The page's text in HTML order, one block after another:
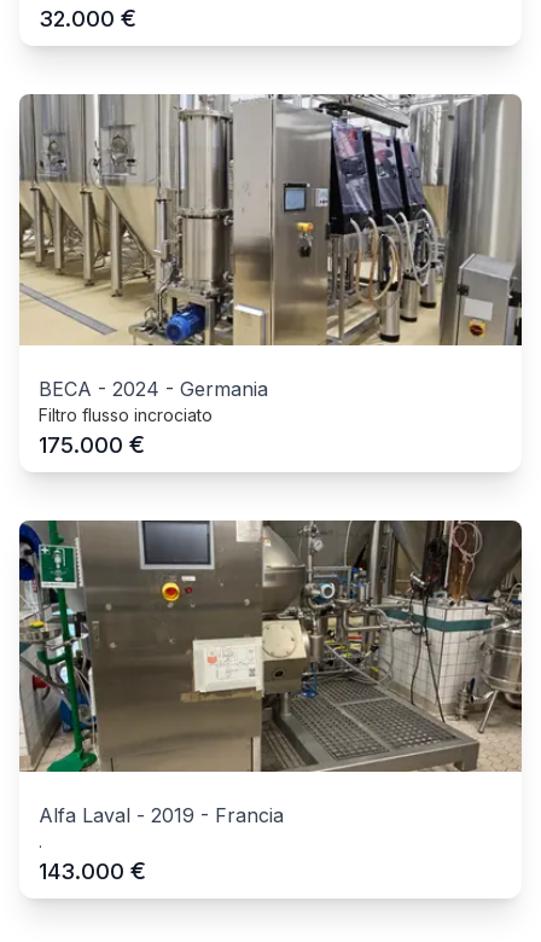
32.000 €
BECA - 2024 - Germania
Filtro flusso incrociato
175.000 €
Alfa Laval - 2019 - Francia
.
143.000 €